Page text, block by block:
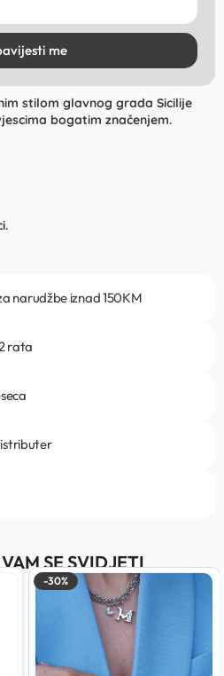
me
stilom glavnog grada Sicilije
bogatim značenjem.
narudžbe iznad 150KM
rata
SE SVIDJETI
-30% -